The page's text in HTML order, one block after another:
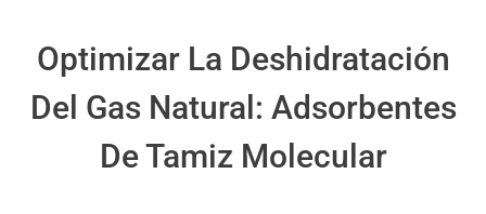
Optimizar La Deshidratación
Del Gas Natural: Adsorbentes
De Tamiz Molecular